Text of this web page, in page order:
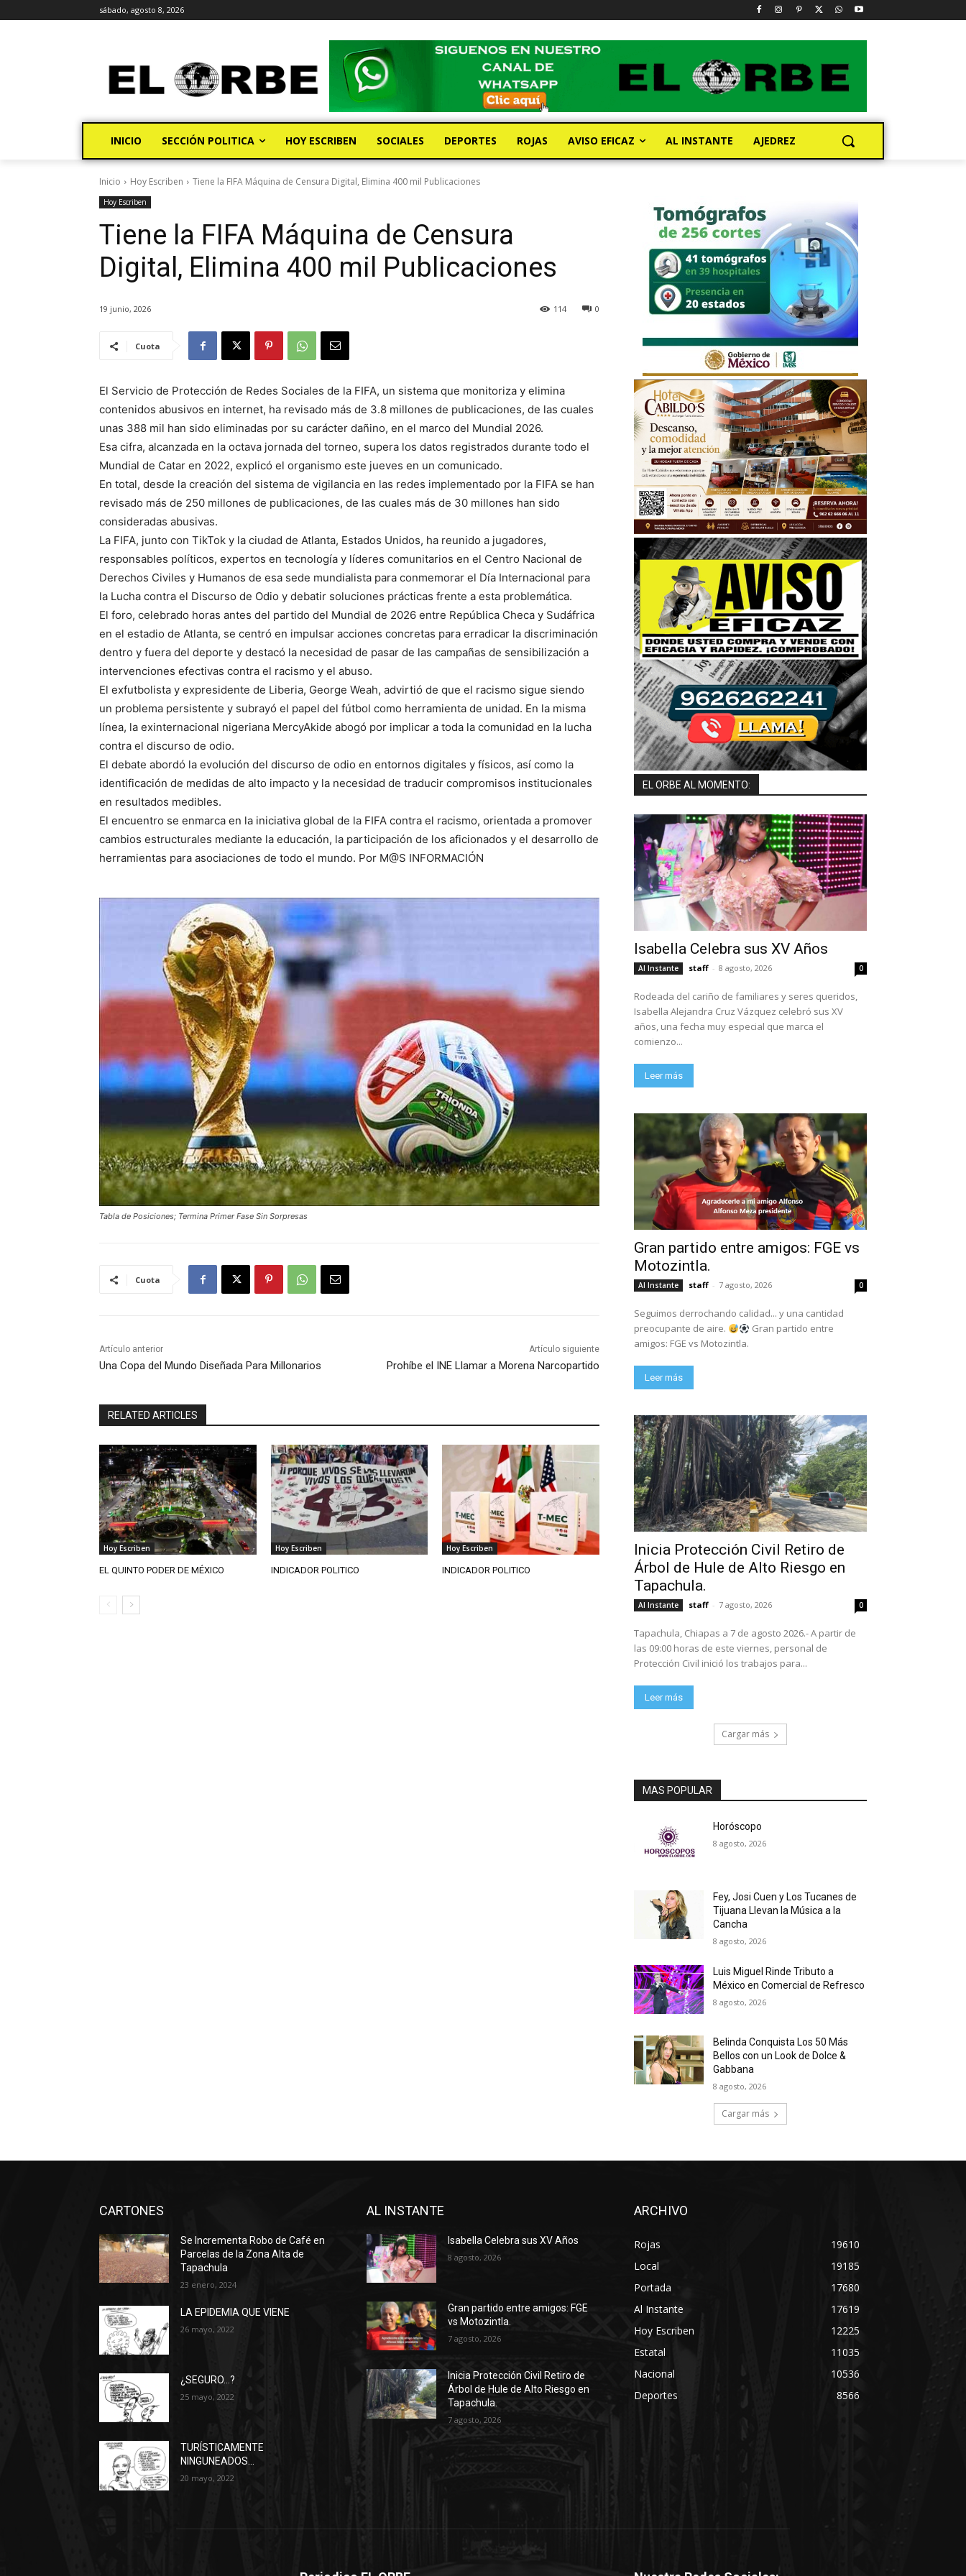
sábado, agosto 8, 2026
INICIO SECCIÓN POLITICA HOY ESCRIBEN SOCIALES DEPORTES ROJAS AVISO EFICAZ AL INSTANTE AJEDREZ
Inicio Hoy Escriben Tiene la FIFA Máquina de Censura Digital, Elimina 400 mil Publicaciones
Hoy Escriben
Tiene la FIFA Máquina de Censura
Digital, Elimina 400 mil Publicaciones
19 junio, 2026 0
114
Cuota
El Servicio de Protección de Redes Sociales de la FIFA, un sistema que monitoriza y elimina
contenidos abusivos en internet, ha revisado más de 3.8 millones de publicaciones, de las cuales
unas 388 mil han sido eliminadas por su carácter dañino, en el marco del Mundial 2026.
Esa cifra, alcanzada en la octava jornada del torneo, supera los datos registrados durante todo el
Mundial de Catar en 2022, explicó el organismo este jueves en un comunicado.
En total, desde la creación del sistema de vigilancia en las redes implementado por la FIFA se han
revisado más de 250 millones de publicaciones, de las cuales más de 30 millones han sido
consideradas abusivas.
La FIFA, junto con TikTok y la ciudad de Atlanta, Estados Unidos, ha reunido a jugadores,
responsables políticos, expertos en tecnología y líderes comunitarios en el Centro Nacional de
Derechos Civiles y Humanos de esa sede mundialista para conmemorar el Día Internacional para
la Lucha contra el Discurso de Odio y debatir soluciones prácticas frente a esta problemática.
El foro, celebrado horas antes del partido del Mundial de 2026 entre República Checa y Sudáfrica
en el estadio de Atlanta, se centró en impulsar acciones concretas para erradicar la discriminación
dentro y fuera del deporte y destacó la necesidad de pasar de las campañas de sensibilización a
intervenciones efectivas contra el racismo y el abuso.
El exfutbolista y expresidente de Liberia, George Weah, advirtió de que el racismo sigue siendo
un problema persistente y subrayó el papel del fútbol como herramienta de unidad. En la misma
línea, la exinternacional nigeriana MercyAkide abogó por implicar a toda la comunidad en la lucha
contra el discurso de odio.
El debate abordó la evolución del discurso de odio en entornos digitales y físicos, así como la
identificación de medidas de alto impacto y la necesidad de traducir compromisos institucionales
en resultados medibles.
El encuentro se enmarca en la iniciativa global de la FIFA contra el racismo, orientada a promover
cambios estructurales mediante la educación, la participación de los aficionados y el desarrollo de
herramientas para asociaciones de todo el mundo. Por M@S INFORMACIÓN
Tabla de Posiciones; Termina Primer Fase Sin Sorpresas
Cuota
Artículo anterior
Una Copa del Mundo Diseñada Para Millonarios
Artículo siguiente
Prohíbe el INE Llamar a Morena Narcopartido
RELATED ARTICLES
Hoy Escriben
EL QUINTO PODER DE MÉXICO
Hoy Escriben
INDICADOR POLITICO
Hoy Escriben
INDICADOR POLITICO
EL ORBE AL MOMENTO:
Isabella Celebra sus XV Años
Al Instante staff - 8 agosto, 2026 0
Rodeada del cariño de familiares y seres queridos,
Isabella Alejandra Cruz Vázquez celebró sus XV
años, una fecha muy especial que marca el
comienzo...
Leer más
Gran partido entre amigos: FGE vs
Motozintla.
Al Instante staff - 7 agosto, 2026 0
Seguimos derrochando calidad... y una cantidad
preocupante de aire.
Gran partido entre
amigos: FGE vs Motozintla.
Leer más
Inicia Protección Civil Retiro de
Árbol de Hule de Alto Riesgo en
Tapachula.
Al Instante staff - 7 agosto, 2026 0
Tapachula, Chiapas a 7 de agosto 2026.- A partir de
las 09:00 horas de este viernes, personal de
Protección Civil inició los trabajos para...
Leer más
Cargar más
MAS POPULAR
Horóscopo
8 agosto, 2026
Fey, Josi Cuen y Los Tucanes de
Tijuana Llevan la Música a la
Cancha
8 agosto, 2026
Luis Miguel Rinde Tributo a
México en Comercial de Refresco
8 agosto, 2026
Belinda Conquista Los 50 Más
Bellos con un Look de Dolce &
Gabbana
8 agosto, 2026
Cargar más
CARTONES
Se Incrementa Robo de Café en
Parcelas de la Zona Alta de
Tapachula
23 enero, 2024
LA EPIDEMIA QUE VIENE
26 mayo, 2022
¿SEGURO…?
25 mayo, 2022
TURÍSTICAMENTE
NINGUNEADOS…
20 mayo, 2022
AL INSTANTE
Isabella Celebra sus XV Años
8 agosto, 2026
Gran partido entre amigos: FGE
vs Motozintla.
7 agosto, 2026
Inicia Protección Civil Retiro de
Árbol de Hule de Alto Riesgo en
Tapachula.
7 agosto, 2026
ARCHIVO
Rojas
19610
Local
19185
Portada
17680
Al Instante
17619
Hoy Escriben
12225
Estatal
11035
Nacional
10536
Deportes
8566